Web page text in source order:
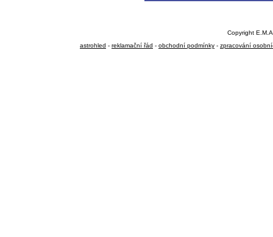
Copyright
astrohled - reklamační řád - obchodní podmínky - zpracování